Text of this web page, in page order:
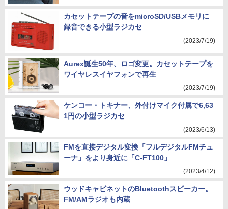
カセットテープの音をmicroSD/USBメモリに
録音できる小型ラジカセ
(2023/7/19)
Aurex誕生50年、ロゴ変更。カセットテープを
ワイヤレスイヤフォンで再生
(2023/7/19)
ケンコー・トキナー、外付けマイク付属で6,63
1円の小型ラジカセ
(2023/6/13)
FMを直接デジタル変換「フルデジタルFMチュ
ーナ」をより身近に「C-FT100」
(2023/4/12)
ウッドキャビネットのBluetoothスピーカー。
FM/AMラジオも内蔵